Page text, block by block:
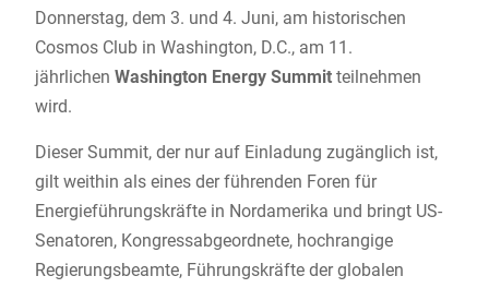
Donnerstag, dem 3. und 4. Juni, am historischen
Cosmos Club in Washington, D.C., am 11.
jährlichen Washington Energy Summitteilnehmen
wird.
Dieser Summit, der nur auf Einladung zugänglich ist,
gilt weithin als eines der führenden Foren für
Energieführungskräfte in Nordamerika und bringt US-
Senatoren, Kongressabgeordnete, hochrangige
Regierungsbeamte, Führungskräfte der globalen